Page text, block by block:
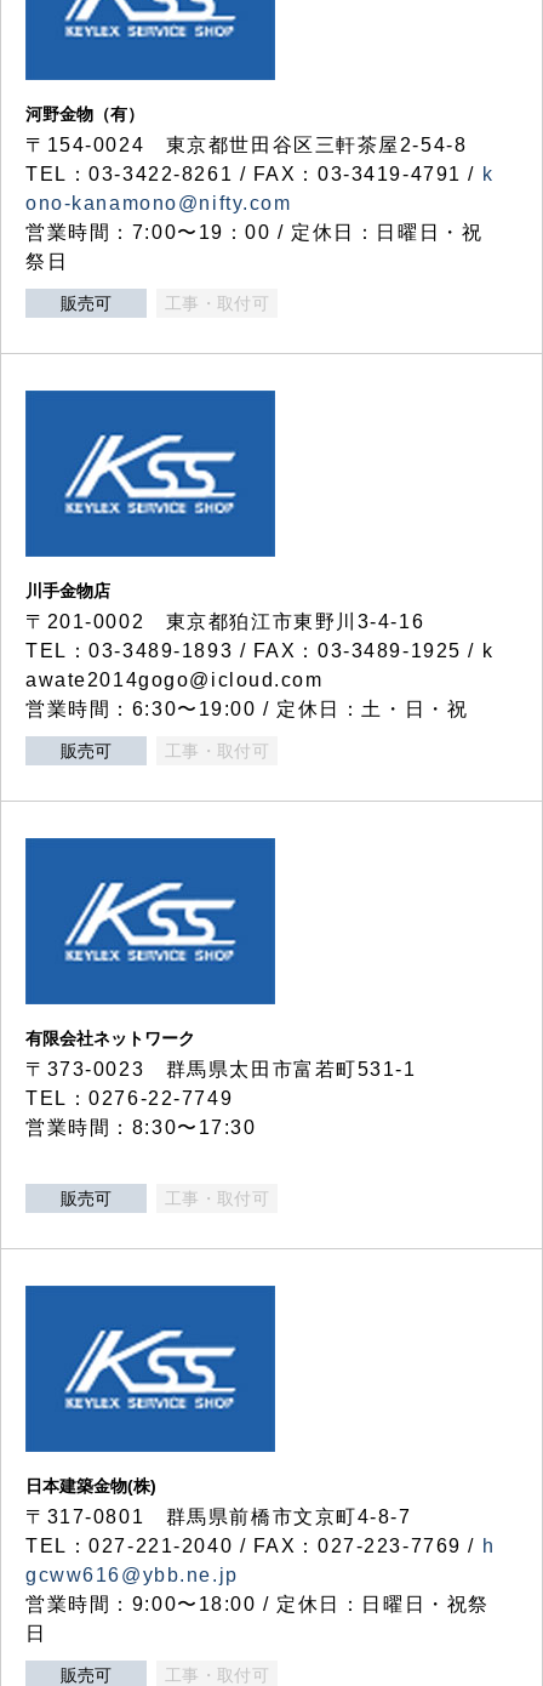
河野金物（有）
〒154-0024 東京都世田谷区三軒茶屋2-54-8
TEL：03-3422-8261 / FAX：03-3419-4791 / k
ono-kanamono@nifty.com
営業時間：7:00〜19：00 / 定休日：日曜日・祝
祭日
販売可 工事・取付可
川手金物店
〒201-0002 東京都狛江市東野川3-4-16
TEL：03-3489-1893 / FAX：03-3489-1925 / k
awate2014gogo@icloud.com
営業時間：6:30〜19:00 / 定休日：土・日・祝
販売可 工事・取付可
有限会社ネットワーク
〒373-0023 群馬県太田市富若町531-1
TEL：0276-22-7749
営業時間：8:30〜17:30
販売可 工事・取付可
日本建築金物(株)
〒317‐0801 群馬県前橋市文京町4-8-7
TEL：027-221-2040 / FAX：027-223-7769 / h
gcww616@ybb.ne.jp
営業時間：9:00〜18:00 / 定休日：日曜日・祝祭
日
販売可 工事・取付可